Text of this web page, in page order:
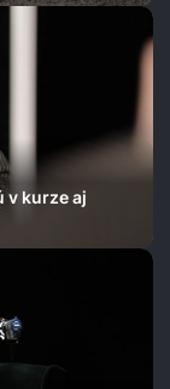
v kurze aj